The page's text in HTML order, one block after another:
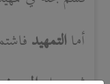
أماالتمهيد